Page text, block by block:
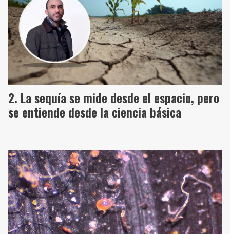
La sequía se mide desde el espacio, pero
se entiende desde la ciencia básica